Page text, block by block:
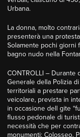
Urbana.
La donna, molto
presenterà una
Solamente pochi giorni
bagno nudo nella
CONTROLLI – Durante
Generale della Polizia
territoriali a prestare
veicolare, prevista in
in occasione dell gite
flusso pedonale di
necessità che per
monumenti: Colosseo,